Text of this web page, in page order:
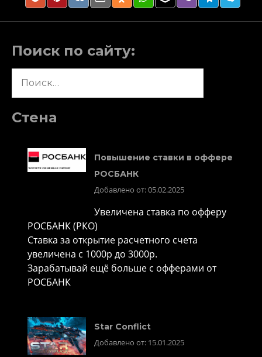
Поиск по сайту:
Стена
Повышение ставки в оффере
РОСБАНК
Добавлено от: 05.02.2025
Увеличена ставка по офферу
РОСБАНК (РКО)
Ставка за открытие расчетного счета
увеличена с 1000р до 3000р.
Зарабатывай ещё больше с офферами от
РОСБАНК
Star Conflict
Добавлено от: 15.01.2025